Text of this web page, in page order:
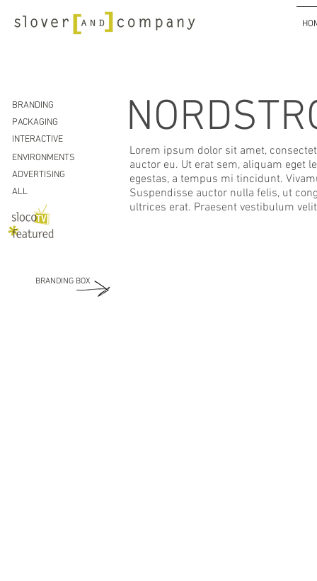
BRANDING BOX
Lorem ipsum dolor sit amet,
auctor eu. Ut erat sem, aliquam eget
egestas, a tempus mi tincidunt.
Suspendisse auctor nulla felis, ut
ultrices erat. Praesent vestibulum
ALL
ADVERTISING
ENVIRONMENTS
INTERACTIVE
PACKAGING
BRANDING